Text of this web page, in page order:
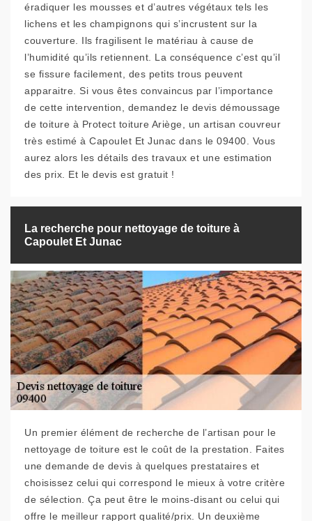
éradiquer les mousses et d’autres végétaux tels les
lichens et les champignons qui s’incrustent sur la
couverture. Ils fragilisent le matériau à cause de
l’humidité qu’ils retiennent. La conséquence c’est qu’il
se fissure facilement, des petits trous peuvent
apparaitre. Si vous êtes convaincus par l’importance
de cette intervention, demandez le devis démoussage
de toiture à Protect toiture Ariège, un artisan couvreur
très estimé à Capoulet Et Junac dans le 09400. Vous
aurez alors les détails des travaux et une estimation
des prix. Et le devis est gratuit !
La recherche pour nettoyage de toiture à
Capoulet Et Junac
Un premier élément de recherche de l’artisan pour le
nettoyage de toiture est le coût de la prestation. Faites
une demande de devis à quelques prestataires et
choisissez celui qui correspond le mieux à votre critère
de sélection. Ça peut être le moins-disant ou celui qui
offre le meilleur rapport qualité/prix. Un deuxième